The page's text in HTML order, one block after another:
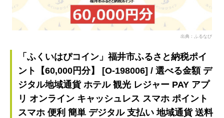
出典：ふるなび
「ふくいはぴコイン」福井市ふるさと納税ポイ
ント【60,000円分】 [O-198006] / 選べる金額 デ
ジタル地域通貨 ホテル 観光 レジャー PAY アプ
リ オンライン キャッシュレス スマホ ポイント
スマホ 便利 簡単 デジタル 支払い 地域通貨 送料